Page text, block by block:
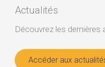
Actualités
Découvrez les dernières
Accéder aux